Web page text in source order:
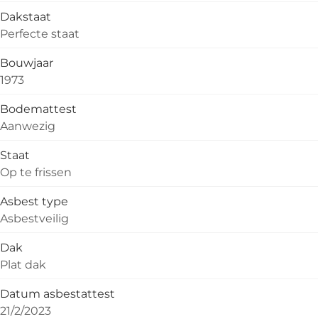
Dakstaat
Perfecte staat
Bouwjaar
1973
Bodemattest
Aanwezig
Staat
Op te frissen
Asbest type
Asbestveilig
Dak
Plat dak
Datum asbestattest
21/2/2023